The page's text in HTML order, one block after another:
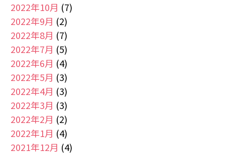
2022年10月 (7)
2022年9月 (2)
2022年8月 (7)
2022年7月 (5)
2022年6月 (4)
2022年5月 (3)
2022年4月 (3)
2022年3月 (3)
2022年2月 (2)
2022年1月 (4)
2021年12月 (4)